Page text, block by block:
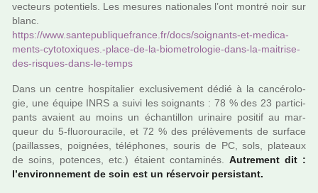
vec­teurs poten­tiels. Les mesu­res natio­na­les l’ont montré noir sur
blanc.
https://www.san­te­pu­bli­que­france.fr/docs/soi­gnants-et-medi­ca­
ments-cyto­toxi­ques.-place-de-la-bio­me­tro­lo­gie-dans-la-mai­trise-
des-ris­ques-dans-le-temps
Dans un centre hos­pi­ta­lier exclu­si­ve­ment dédié à la can­cé­ro­lo­
gie, une équipe INRS a suivi les soi­gnants : 78 % des 23 par­ti­ci­
pants avaient au moins un échantillon uri­naire posi­tif au mar­
queur du 5-fluo­rou­ra­cile, et 72 % des pré­lè­ve­ments de sur­face
(paillas­ses, poi­gnées, télé­pho­nes, souris de PC, sols, pla­teaux
de soins, poten­ces, etc.) étaient conta­mi­nés. Autrement dit :
l’envi­ron­ne­ment de soin est un réser­voir per­sis­tant.